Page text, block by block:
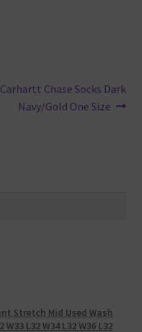
Nächster
Beitrag:
Carhartt Chase Socks Dark
Navy/Gold One Size
Stretch Mid Used Wash
W33 L32 W34 L32 W36 L32